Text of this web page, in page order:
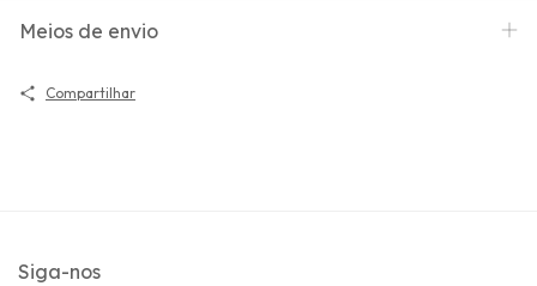
Meios de envio
Compartilhar
Siga-nos